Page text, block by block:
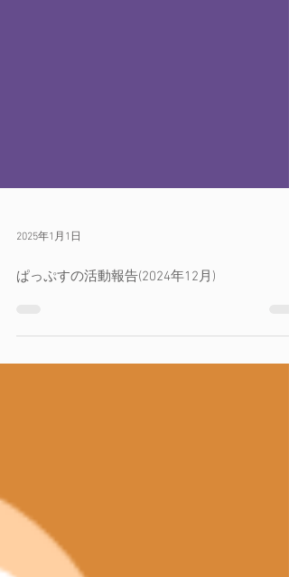
2025年1月1日